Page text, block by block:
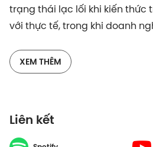
trạng thái lạc lối khi kiến thức
với thực tế, trong khi doanh
từ đầu. Làm sao để xóa nhòa
giúp sinh viên có được năng
Trong tập cuối của EduStation
Hùng Võ gặp gỡ Tiến sĩ Lương
XEM THÊM
Liên kết